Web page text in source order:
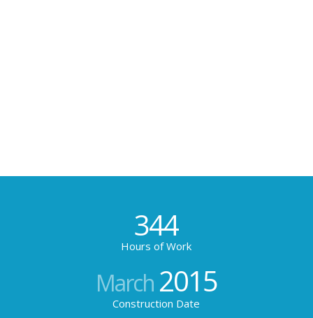
344
Hours of Work
March 2015
Construction Date